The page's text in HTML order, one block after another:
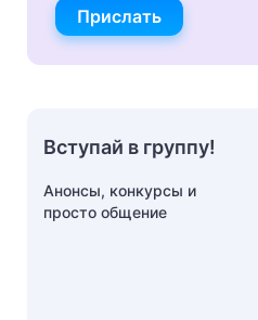
Прислать
Вступай в группу!
Анонсы, конкурсы и
просто общение